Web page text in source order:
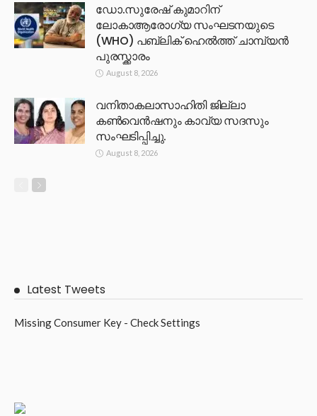
ഡോ.സുരേഷ് കുമാറിന്
ലോകാആരോഗ്യ സംഘടനയുടെ
(WHO) പബ്ലിക് ഹെൽത്ത് ചാമ്പ്യൻ
പുരസ്ക്കാരം
August 8, 2026
വനിതാകലാസാഹിതി ജില്ലാ
കൺവെൻഷനും കാവ്യ സദസും
സംഘടിപ്പിച്ചു.
August 8, 2026
Latest Tweets
Missing Consumer Key - Check Settings